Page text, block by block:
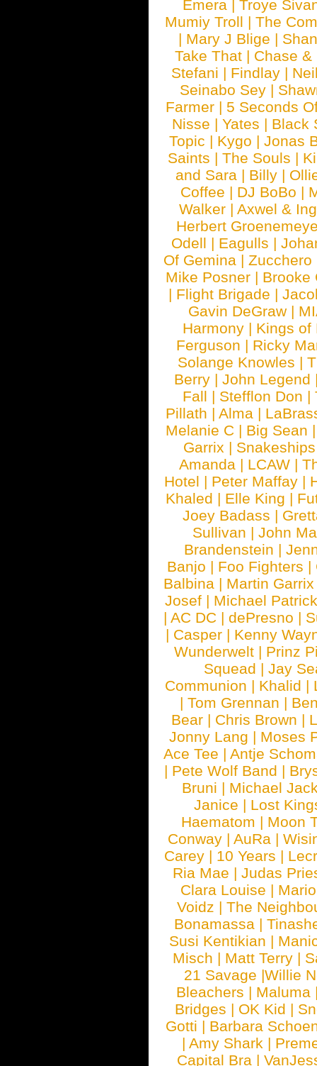
Emera | Troye
Mumiy Troll |The
| Mary J Blige |
Take That | Chase &
Stefani | Findlay |
Seinabo Sey |
Farmer | 5 Seconds
Nisse | Yates | Black
Topic | Kygo | Jonas
Saints | The Souls |
and Sara | Billy |
Coffee | DJ BoBo |
Walker | Axwel &
Herbert
Odell | Eagulls |
Of Gemina |Zucchero
Mike Posner | Brooke
| Flight Brigade |
Gavin DeGraw |
Harmony | Kings of
Ferguson | Ricky
Solange Knowles |
Berry |John Legend
Fall | Stefflon Don |
Pillath |Alma |
Melanie C | Big Sean
Garrix |
Amanda | LCAW |
Hotel | Peter Maffay |
Khaled | Elle King |
Joey Badass |
Sullivan | John
Brandenstein |
Banjo | Foo Fighters |
Balbina | Martin
Josef | Michael
|AC DC |dePresno |
| Casper | Kenny
Wunderwelt | Prinz
Squead |Jay
Communion | Khalid |
|Tom Grennan |
Bear | Chris Brown |
Jonny Lang | Moses
Ace Tee |Antje
| Pete Wolf Band |
Bruni | Michael
Janice | Lost
Haematom | Moon
Conway |AuRa |
Carey | 10 Years |
Ria Mae |Judas
Clara Louise |
Voidz |The
Bonamassa |
Susi Kentikian |
Misch | Matt Terry |
21 Savage |Willie
Bleachers | Maluma
Bridges | OK Kid |
Gotti | Barbara
| Amy Shark |
Capital Bra |